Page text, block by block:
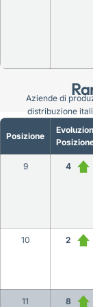
Posizione
9 4
10 2
11 8
Aziende di
distribuzione